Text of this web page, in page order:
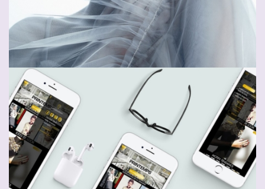
Charl Green